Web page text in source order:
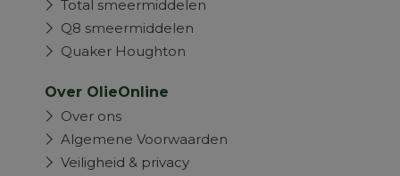
Total smeermiddelen
Q8 smeermiddelen
Quaker Houghton
Over OlieOnline
Over ons
Algemene Voorwaarden
Veiligheid & privacy